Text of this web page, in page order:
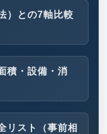
）との7軸比較
積・設備・消
リスト（事前相